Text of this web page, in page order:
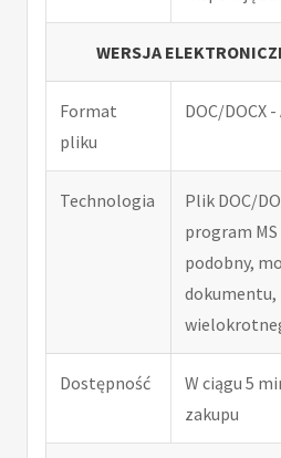
WERSJA
Format
pliku
DOC/DOCX
Technologia
Plik DOC/
program MS
podobny,
dokumentu,
Dostępność
W ciągu 5
zakupu